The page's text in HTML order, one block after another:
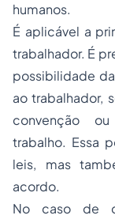
humanos.
É aplicável a
trabalhador. É
possibilidade
ao trabalhador,
convenção
trabalho. Essa
leis, mas
acordo.
No caso de